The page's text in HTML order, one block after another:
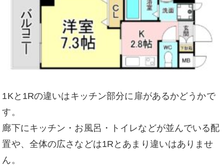
1Kと1Rの違いはキッチン部分に扉があるかどうかで
す。
廊下にキッチン・お風呂・トイレなどが並んでいる配
置や、全体の広さなどは1Rとあまり違いはありませ
ん。